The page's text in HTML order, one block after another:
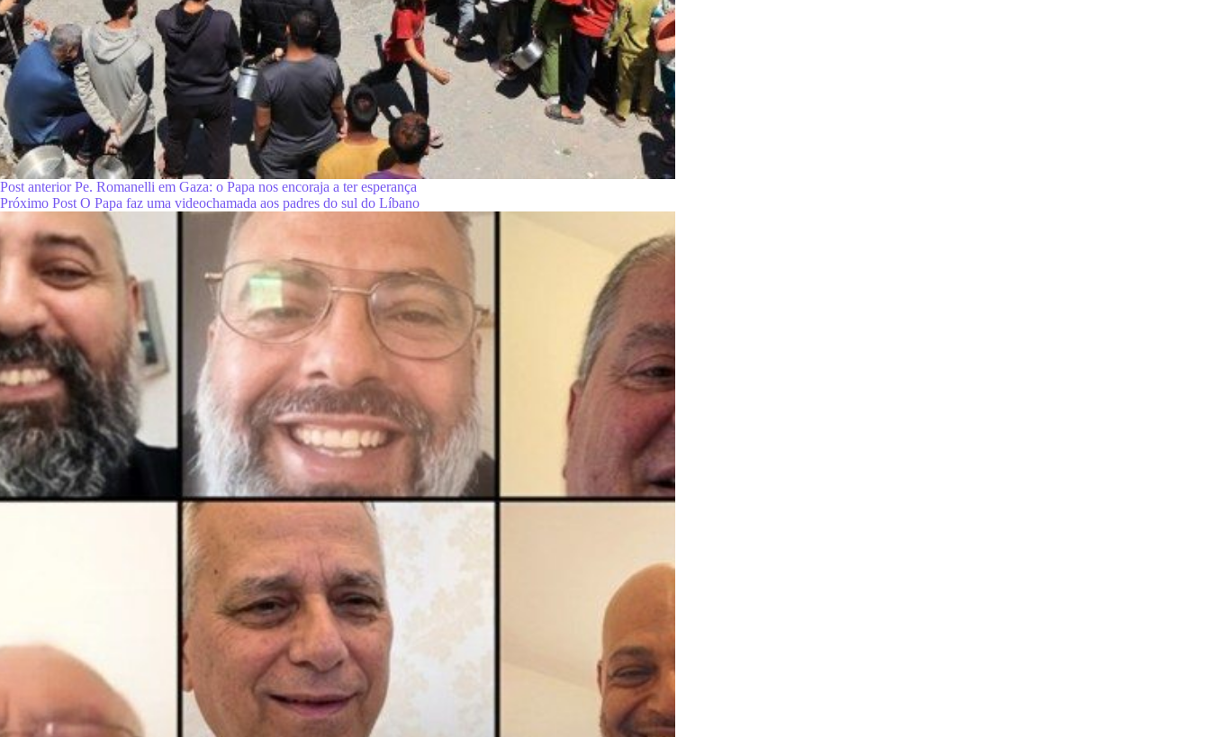
Post anteriorPe. Romanelli em Gaza: o Papa nos encoraja a ter esperança
Próximo Post O Papa faz uma videochamada aos padres do sul do Líbano